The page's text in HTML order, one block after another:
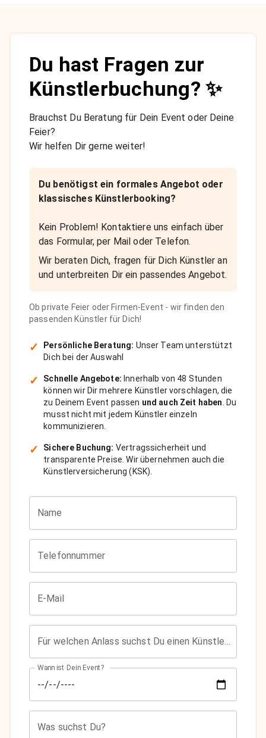
Du hast Fragen zur
Künstlerbuchung? ✨
Brauchst Du Beratung für Dein Event oder Deine
Feier?
Wir helfen Dir gerne weiter!
Du benötigst ein formales Angebot oder
klassisches Künstlerbooking?
Kein Problem! Kontaktiere uns einfach über
das Formular, per Mail oder Telefon.
Wir beraten Dich, fragen für Dich Künstler an
und unterbreiten Dir ein passendes Angebot.
Ob private Feier oder Firmen-Event - wir finden den
passenden Künstler für Dich!
✓ Persönliche Beratung: Unser Team unterstützt
Dich bei der Auswahl
✓ Schnelle Angebote: Innerhalb von 48 Stunden
können wir Dir mehrere Künstler vorschlagen, die
zu Deinem Event passen und auch Zeit haben. Du
musst nicht mit jedem Künstler einzeln
kommunizieren.
✓ Sichere Buchung: Vertragssicherheit und
transparente Preise. Wir übernehmen auch die
Künstlerversicherung (KSK).
Name
Telefonnummer
E-Mail
Für welchen Anlass suchst Du einen Künstler?
Wann ist Dein Event?
Was suchst Du?